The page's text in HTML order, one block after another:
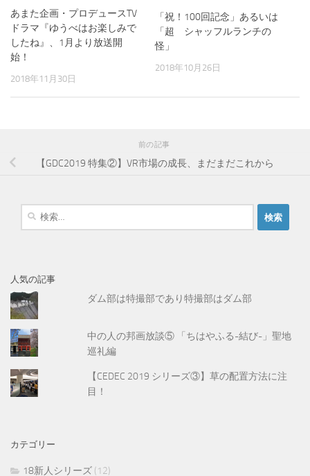
あまた企画・プロデュースTV
ドラマ『ゆうべはお楽しみで
したね』、1月より放送開
始！
2018年11月30日
「祝！100回記念」あるいは
「超 シャッフルランチの
怪」
2018年10月26日
前の記事
【GDC2019 特集②】VR市場の成長、まだまだこれから
検
人気の記事
ダム部は特撮部であり特撮部はダム部
中の人の邦画放談⑤ 「ちはやふる-結び-」聖地
巡礼編
【CEDEC 2019 シリーズ③】草の配置方法に注
目！
カテゴリー
18新人シリーズ (12)